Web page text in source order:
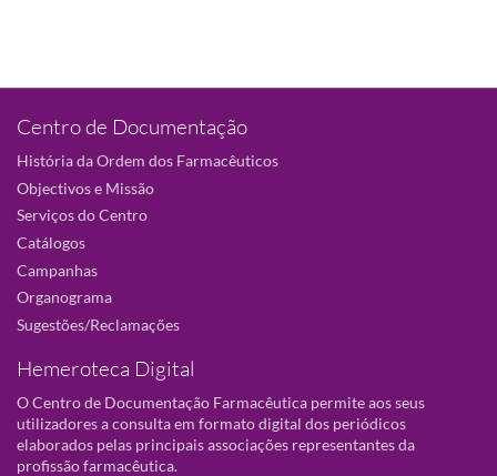
Centro de Documentação
História da Ordem dos Farmacêuticos
Objectivos e Missão
Serviços do Centro
Catálogos
Campanhas
Organograma
Sugestões/Reclamações
Hemeroteca Digital
O Centro de Documentação Farmacêutica permite aos seus
utilizadores a consulta em formato digital dos periódicos
elaborados pelas principais associações representantes da
profissão farmacêutica.